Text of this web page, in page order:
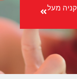
מעל